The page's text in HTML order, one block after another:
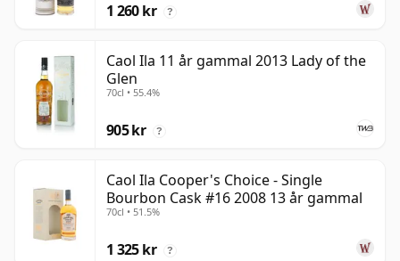
1 260 kr ?
Caol Ila 11 år gammal 2013 Lady of the
Glen
70cl • 55.4%
905 kr ?
Caol Ila Cooper's Choice - Single
Bourbon Cask #16 2008 13 år gammal
70cl • 51.5%
1 325 kr ?